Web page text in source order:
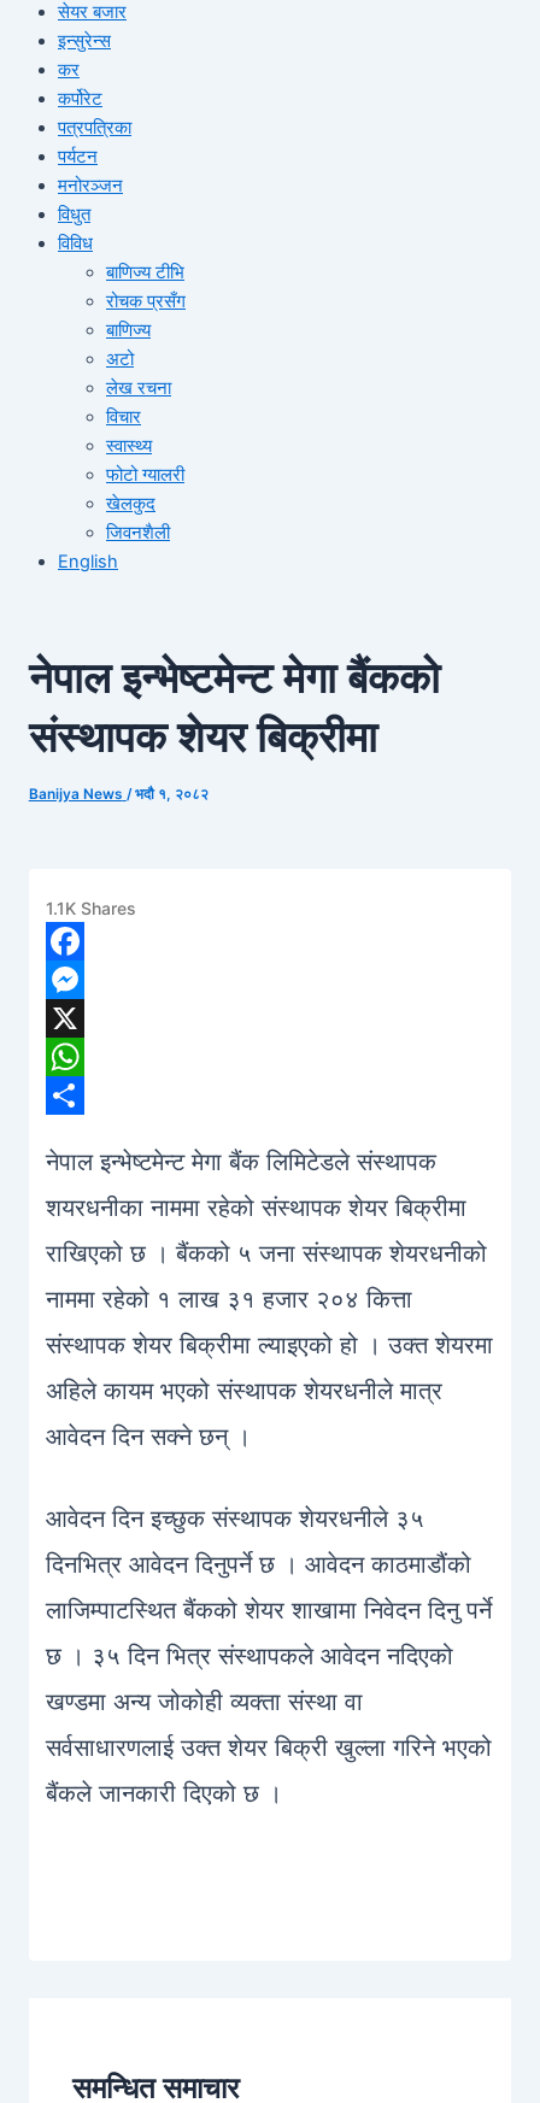
सेयर बजार
इन्सुरेन्स
कर
कर्पोरेट
पत्रपत्रिका
पर्यटन
मनोरञ्जन
विधुत
विविध
बाणिज्य टीभि
रोचक प्रसँग
बाणिज्य
अटो
लेख रचना
विचार
स्वास्थ्य
फोटो ग्यालरी
खेलकुद
जिवनशैली
English
नेपाल इन्भेष्टमेन्ट मेगा बैंकको
संस्थापक शेयर बिक्रीमा
Banijya News /भदौ १, २०८२
1.1K Shares
Facebook
Messenger
X
WhatsApp
नेपाल इन्भेष्टमेन्ट मेगा बैंक लिमिटेडले संस्थापक
शयरधनीका नाममा रहेको संस्थापक शेयर बिक्रीमा
राखिएको छ । बैंकको ५ जना संस्थापक शेयरधनीको
नाममा रहेको १ लाख ३१ हजार २०४ कित्ता
संस्थापक शेयर बिक्रीमा ल्याइएको हो । उक्त शेयरमा
अहिले कायम भएको संस्थापक शेयरधनीले मात्र
आवेदन दिन सक्ने छन् ।
आवेदन दिन इच्छुक संस्थापक शेयरधनीले ३५
दिनभित्र आवेदन दिनुपर्ने छ । आवेदन काठमाडौंको
लाजिम्पाटस्थित बैंकको शेयर शाखामा निवेदन दिनु पर्ने
छ । ३५ दिन भित्र संस्थापकले आवेदन नदिएको
खण्डमा अन्य जोकोही व्यक्ता संस्था वा
सर्वसाधारणलाई उक्त शेयर बिक्री खुल्ला गरिने भएको
बैंकले जानकारी दिएको छ ।
समन्धित समाचार